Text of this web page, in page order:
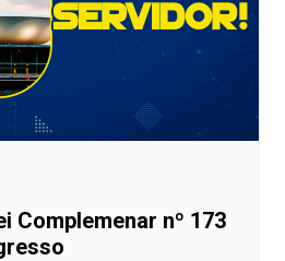
Complemenar nº 173